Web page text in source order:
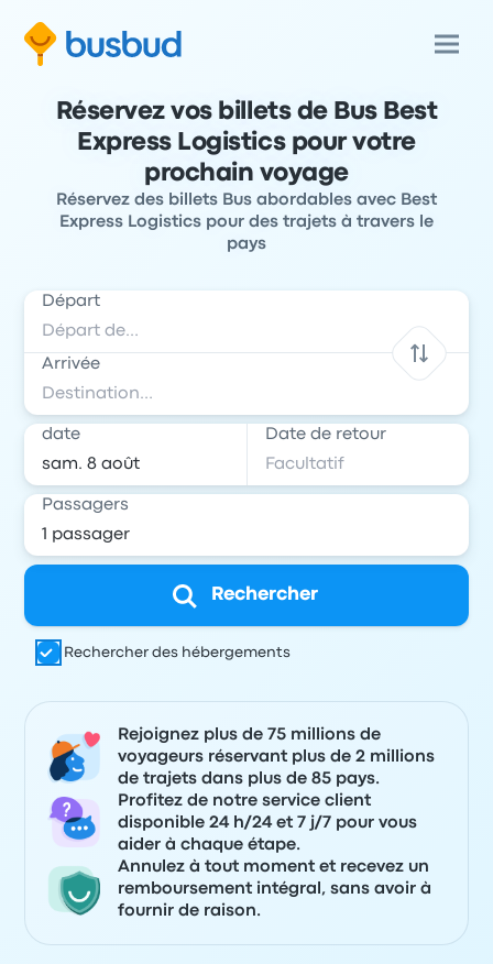
Réservez vos billets de Bus Best
Express Logistics pour votre
prochain voyage
Réservez des billets Bus abordables avec Best
Express Logistics pour des trajets à travers le
pays
Départ
Arrivée
date Date de retour
Passagers
Rechercher
Rechercher des hébergements
Rejoignez plus de 75 millions de
voyageurs réservant plus de 2 millions
de trajets dans plus de 85 pays.
Profitez de notre service client
disponible 24 h/24 et 7 j/7 pour vous
aider à chaque étape.
Annulez à tout moment et recevez un
remboursement intégral, sans avoir à
fournir de raison.